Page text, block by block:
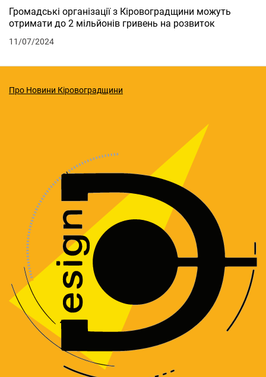
Громадські організації з Кіровоградщини можуть
отримати до 2 мільйонів гривень на розвиток
11/07/2024
Про Новини Кіровоградщини